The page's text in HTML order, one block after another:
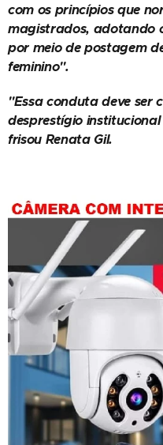
com os princípios que
magistrados, adotando
por meio de postagem
feminino".
"Essa conduta deve ser
desprestígio
frisou Renata Gil.